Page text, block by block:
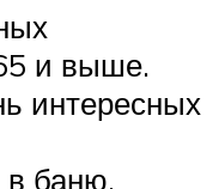
и выше.
интересных
баню.